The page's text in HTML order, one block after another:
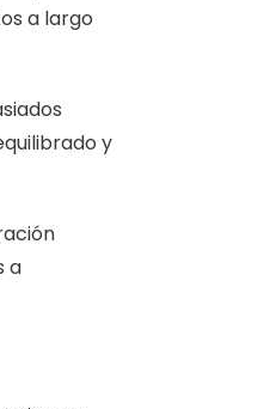
a largo
y
a